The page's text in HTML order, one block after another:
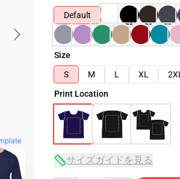
Default
Size
S
M L XL 2XL
Print Location
サイズガイドを見る